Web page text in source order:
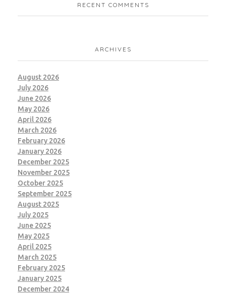
RECENT COMMENTS
ARCHIVES
August 2026
July 2026
June 2026
May 2026
April 2026
March 2026
February 2026
January 2026
December 2025
November 2025
October 2025
September 2025
August 2025
July 2025
June 2025
May 2025
April 2025
March 2025
February 2025
January 2025
December 2024